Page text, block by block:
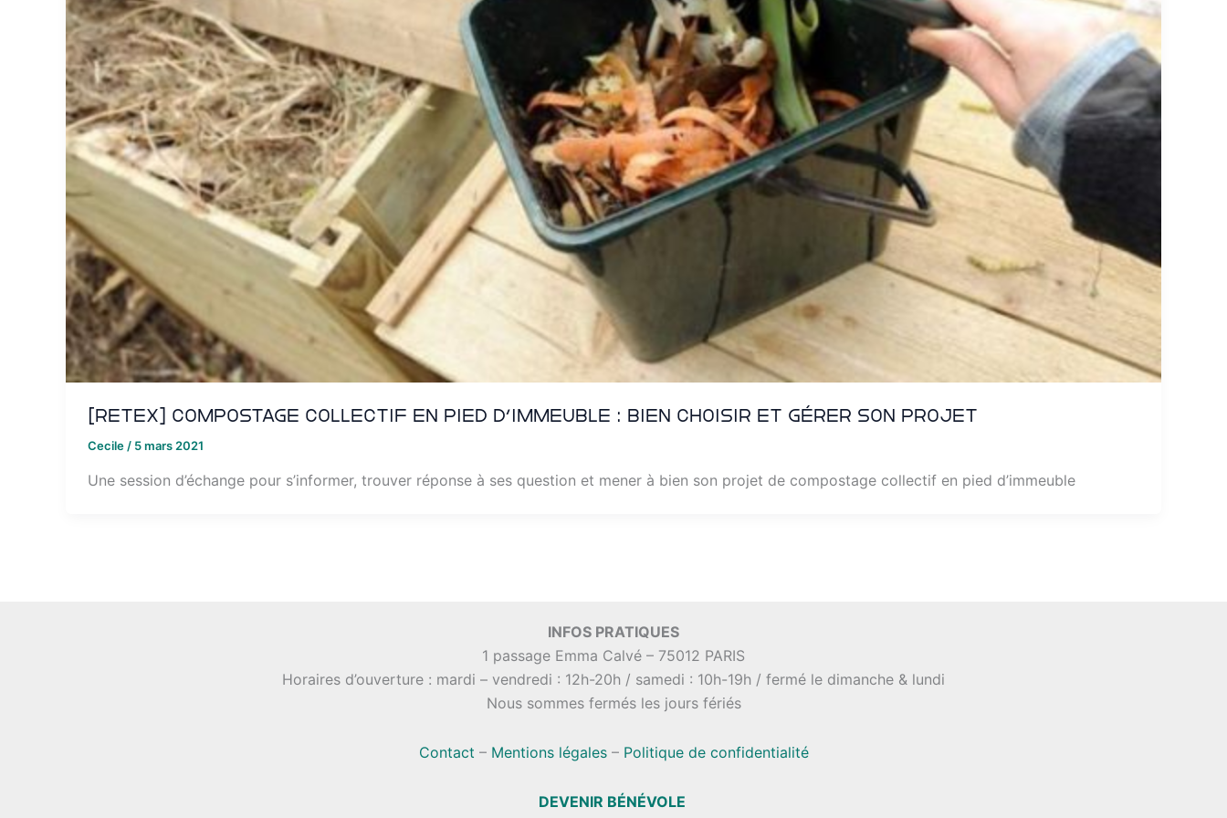
[RETEX] Compostage collectif en pied d’immeuble : bien choisir et gérer son projet
Cecile / 5 mars 2021
Une session d’échange pour s’informer, trouver réponse à ses question et mener à bien son projet de compostage collectif en pied d’immeuble
INFOS PRATIQUES
1 passage Emma Calvé – 75012 PARIS
Horaires d’ouverture : mardi – vendredi : 12h-20h / samedi : 10h-19h / fermé le dimanche & lundi
Nous sommes fermés les jours fériés
Contact – Mentions légales– Politique de confidentialité
DEVENIR BÉNÉVOLE